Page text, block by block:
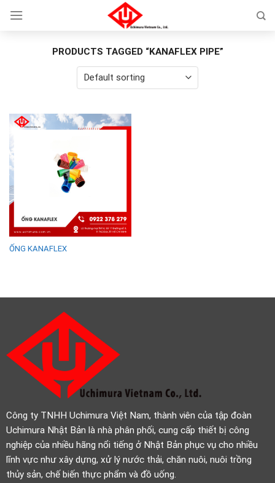
PRODUCTS TAGGED “KANAFLEX PIPE”
ỐNG KANAFLEX
Công ty TNHH Uchimura Việt Nam, thành viên của tập đoàn
Uchimura Nhật Bản là nhà phân phối, cung cấp thiết bị công
nghiệp của nhiều hãng nổi tiếng ở Nhật Bản phục vụ cho nhiều
lĩnh vực như xây dựng, xử lý nước thải, chăn nuôi, nuôi trồng
thủy sản, chế biến thực phẩm và đồ uống.